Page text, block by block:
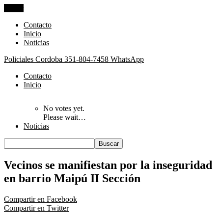
Contacto
Inicio
Noticias
Policiales Cordoba 351-804-7458 WhatsApp
Contacto
Inicio
No votes yet.
Please wait…
Noticias
Vecinos se manifiestan por la inseguridad
en barrio Maipú II Sección
Compartir en Facebook
Compartir en Twitter